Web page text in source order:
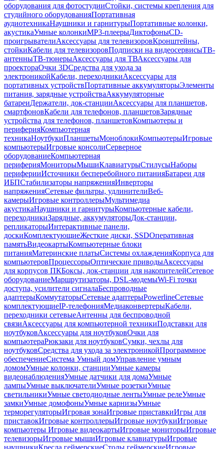
оборудования для фотостудииСтойки, системы крепления для
студийного оборудованияПортативная
аудиотехникаНаушники и гарнитурыПортативные колонки,
акустикаУмные колонкиMP3-плеерыДиктофоныCD-
проигрывателиАксессуары для телевизоровКронштейны,
стойкиКабели для телевизоровПодписки на видеосервисыТВ-
антенныТВ-тюнерыАксессуары для ТВАксессуары для
проектораОчки 3DСредства для ухода за
электроникойКабели, переходникиАксессуары для
портативных устройствПортативные аккумуляторыЭлементы
питания, зарядные устройстваАккумуляторные
батареиДержатели, док-станцииАксессуары для планшетов,
смартфоновКабели для телефонов, планшетовЗарядные
устройства для телефонов, планшетовКомпьютеры и
периферияКомпьютерная
техникаНоутбукиПланшетыМоноблокиКомпьютерыИгровые
компьютерыИгровые консолиСерверное
оборудованиеКомпьютерная
периферияМониторыМышиКлавиатурыСтилусыНаборы
периферииИсточники бесперебойного питанияБатареи для
ИБПСтабилизаторы напряженияИнверторы
напряженияСетевые фильтры, удлинителиВеб-
камерыИгровые контроллерыМультимедиа
акустикаНаушники и гарнитурыКомпьютерные кабели,
переходникиЗарядные, аккумуляторыДок-станции,
репликаторыИнтерактивные панели,
доскиКомплектующиеЖесткие диски, SSDОперативная
памятьВидеокартыКомпьютерные блоки
питанияМатеринские платыСистемы охлажденияКорпуса для
компьютеровПроцессорыОптические приводыАксессуары
для корпусов ПКБоксы, док-станции для накопителейСетевое
оборудованиеМаршрутизаторы, DSL-модемыWi-Fi точки
доступа, усилители сигналаБеспроводные
адаптерыКоммутаторыСетевые адаптерыPowerlineСетевые
комплектующиеIP-телефонияМедиаконвертерыКабели,
переходники сетевыеАнтенны для беспроводной
связиАксессуары для компьютерной техникиПодставки для
ноутбуковАксессуары для ноутбуковОчки для
компьютераРюкзаки для ноутбуковСумки, чехлы для
ноутбуковСредства для ухода за электроникойПрограммное
обеспечениеСистема Умный домУправление умным
домомУмные колонки, станцииУмные камеры
видеонаблюденияУмные датчики для домаУмные
лампыУмные выключателиУмные розеткиУмные
светильникиУмные светодиодные лентыУмные релеУмные
замкиУмные домофоныУмные карнизыУмные
терморегуляторыИгровая зонаИгровые приставкиИгры для
приставокИгровые контроллерыИгровые ноутбукиИгровые
компьютеры Игровые видеокартыИгровые мониторыИгровые
телевизорыИгровые мышиИгровые клавиатурыИгровые
наушникиКресла геймерскиеСтолы геймерскиеИгровые